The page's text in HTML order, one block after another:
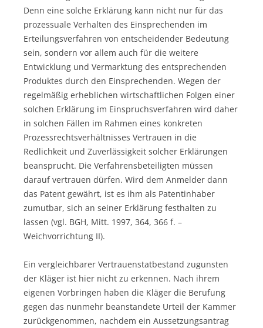
Denn eine solche Erklärung kann nicht nur für das
prozessuale Verhalten des Einsprechenden im
Erteilungsverfahren von entscheidender Bedeutung
sein, sondern vor allem auch für die weitere
Entwicklung und Vermarktung des entsprechenden
Produktes durch den Einsprechenden. Wegen der
regelmäßig erheblichen wirtschaftlichen Folgen einer
solchen Erklärung im Einspruchsverfahren wird daher
in solchen Fällen im Rahmen eines konkreten
Prozessrechtsverhältnisses Vertrauen in die
Redlichkeit und Zuverlässigkeit solcher Erklärungen
beansprucht. Die Verfahrensbeteiligten müssen
darauf vertrauen dürfen. Wird dem Anmelder dann
das Patent gewährt, ist es ihm als Patentinhaber
zumutbar, sich an seiner Erklärung festhalten zu
lassen (vgl. BGH, Mitt. 1997, 364, 366 f. –
Weichvorrichtung II).
Ein vergleichbarer Vertrauenstatbestand zugunsten
der Kläger ist hier nicht zu erkennen. Nach ihrem
eigenen Vorbringen haben die Kläger die Berufung
gegen das nunmehr beanstandete Urteil der Kammer
zurückgenommen, nachdem ein Aussetzungsantrag